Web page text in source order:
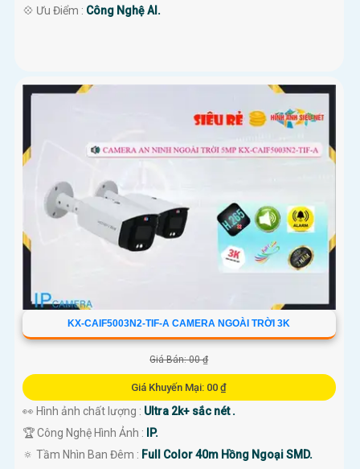
️💠 Ưu Điểm : Công Nghệ AI.
KX-CAIF5003N2-TIF-A CAMERA NGOÀI TRỜI 3K
Giá Bán: 00 ₫
Giá Khuyến Mại: 00 ₫
👀 Hình ảnh chất lượng : Ultra 2k+ sắc nét .
🏆 Công Nghệ Hình Ảnh :
IP.
🔅 Tầm Nhìn Ban Đêm : Full Color 40m Hồng Ngoại SMD.